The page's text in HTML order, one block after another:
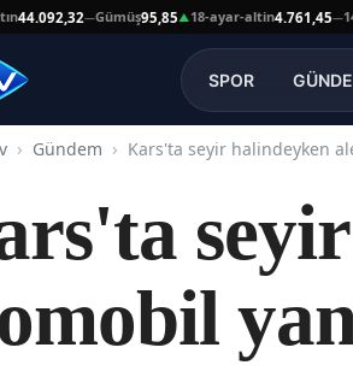
— Gümüş95,85▲ 18-ayar-altin4.761,45— 14-
SPOR
Gündem